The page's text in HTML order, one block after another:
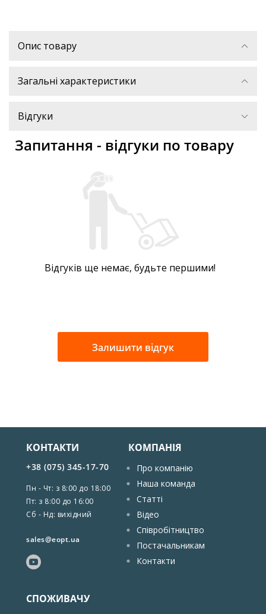
Опис товару
Загальні характеристики
Відгуки
Запитання - відгуки по товару
Відгуків ще немає, будьте першими!
Залишити відгук
КОНТАКТИ
+38 (075) 345-17-70
Пн - Чт: з 8:00 до 18:00
Пт: з 8:00 до 16:00
Сб - Нд: вихідний
sales@eopt.ua
КОМПАНІЯ
Про компанію
Наша команда
Статті
Відео
Співробітництво
Постачальникам
Контакти
СПОЖИВАЧУ